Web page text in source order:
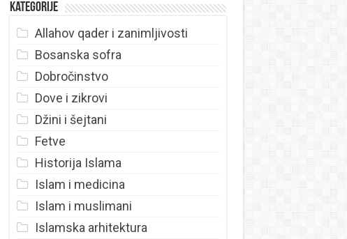
Kategorije
Allahov qader i zanimljivosti
Bosanska sofra
Dobročinstvo
Dove i zikrovi
Džini i šejtani
Fetve
Historija Islama
Islam i medicina
Islam i muslimani
Islamska arhitektura